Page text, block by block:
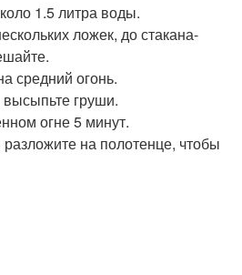
1.5 литра воды.
ложек, до стакана-
средний огонь.
груши.
огне 5 минут.
на полотенце, чтобы